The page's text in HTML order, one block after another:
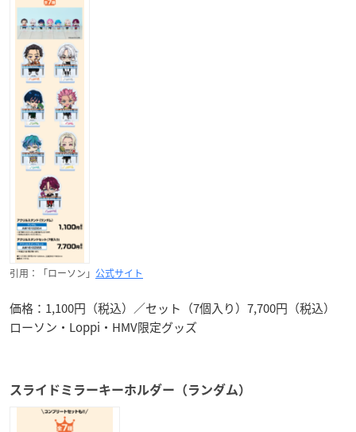
引用：「ローソン」 公式サイト
価格：1,100円（税込）／セット（7個入り）7,700円（税込）
ローソン・Loppi・HMV限定グッズ
スライドミラーキーホルダー（ランダム）